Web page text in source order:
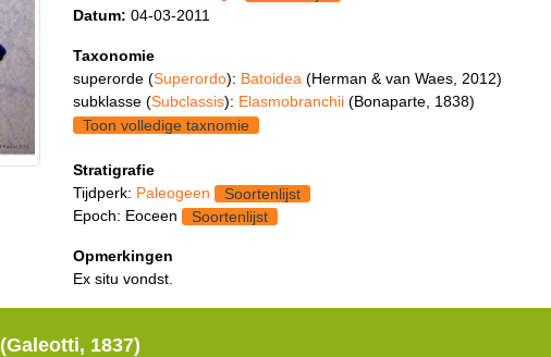
Datum: 04-03-2011
Taxonomie
superorde (Superordo): Batoidea (Herman & van Waes, 2012)
subklasse (Subclassis): Elasmobranchii (Bonaparte, 1838)
Toon volledige taxnomie
Stratigrafie
Tijdperk: Paleogeen
Soortenlijst
Epoch: Eoceen
Soortenlijst
Opmerkingen
Ex situ vondst.
(Galeotti, 1837)